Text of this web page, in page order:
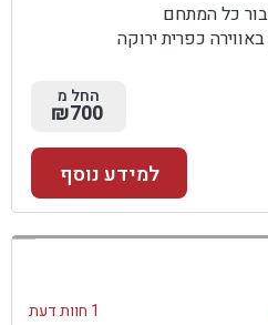
כל המתחם
כפרית ירוקה
החל מ
₪700
למידע נוסף
1 חוות דעת